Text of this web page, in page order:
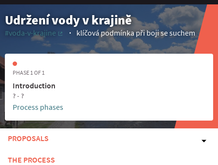
Udržení vody v krajině
#voda-v-krajine
(External link)
klíčová podmínka při boji se suchem
PHASE 1 OF 1
Introduction
? - ?
Process phases
PROPOSALS
THE PROCESS